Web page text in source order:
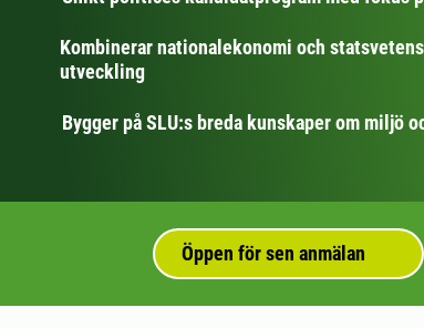
Kombinerar nationalekonomi och
utveckling
Bygger på SLU:s breda kunskaper om miljö
Öppen för sen anmälan